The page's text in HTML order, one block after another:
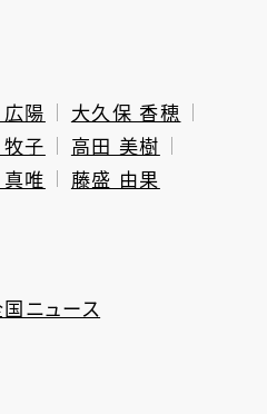
陽
大久保 香穂
子
高田 美樹
唯 藤盛 由果
ニュース